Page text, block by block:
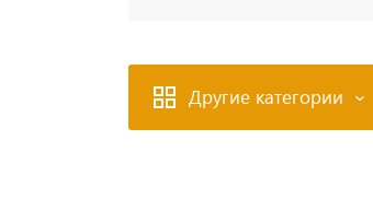
Другие категории